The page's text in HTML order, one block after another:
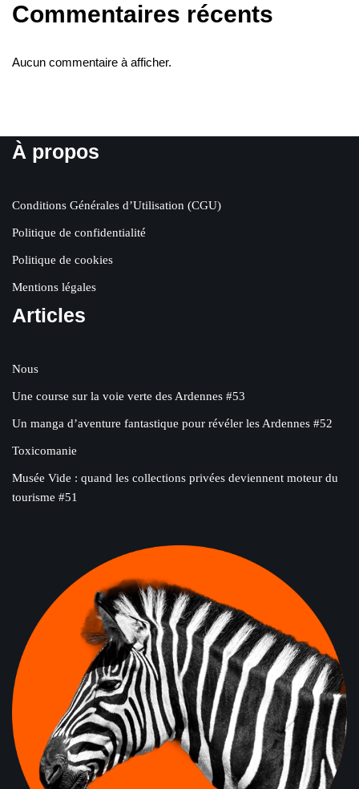
Commentaires récents
Aucun commentaire à afficher.
À propos
Conditions Générales d’Utilisation (CGU)
Politique de confidentialité
Politique de cookies
Mentions légales
Articles
Nous
Une course sur la voie verte des Ardennes #53
Un manga d’aventure fantastique pour révéler les Ardennes #52
Toxicomanie
Musée Vide : quand les collections privées deviennent moteur du
tourisme #51